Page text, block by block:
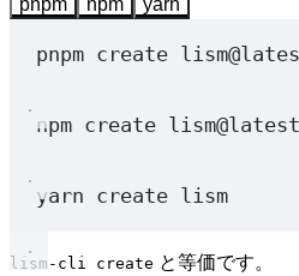
pnpm npm yarn
pnpm create
npm create lism@latest
yarn create lism
lism-cli create と等価です。